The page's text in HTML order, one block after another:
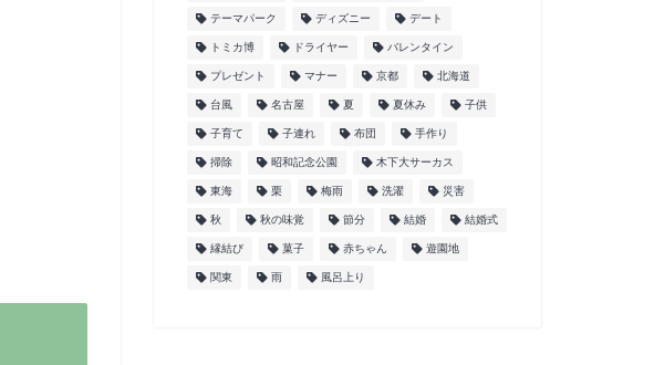
テーマパーク ディズニー デート
トミカ博 ドライヤー バレンタイン
プレゼント マナー 京都 北海道
台風 名古屋 夏 夏休み 子供
子育て 子連れ 布団 手作り
掃除 昭和記念公園 木下大サーカス
東海 栗 梅雨 洗濯 災害
秋 秋の味覚 節分 結婚 結婚式
縁結び 菓子 赤ちゃん 遊園地
関東 雨 風呂上り